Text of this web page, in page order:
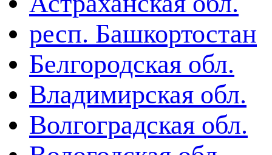
респ. Башкортостан
Белгородская обл.
Владимирская обл.
Волгоградская обл.